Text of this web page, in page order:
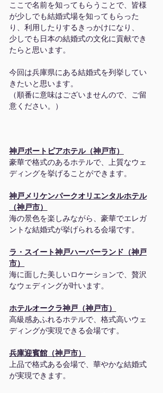
ここで名前を知ってもらうことで、皆様
が少しでも結婚式場を知ってもらった
り、利用したりするきっかけになり、
少しでも日本の結婚式の文化に貢献でき
たらと思います。
今回は兵庫県にある結婚式を列挙してい
きたいと思います。
（順番に意味はございませんので、ご留
意ください。）
神戸ポートピアホテル（神戸市）
豪華で格式のあるホテルで、上質なウェ
ディングを挙げることができます。
神戸メリケンパークオリエンタルホテル
（神戸市）
海の景色を楽しみながら、豪華でエレガ
ントな結婚式が挙げられる会場です。
ラ・スイート神戸ハーバーランド（神戸
市）
海に面した美しいロケーションで、贅沢
なウェディングが叶います。
ホテルオークラ神戸（神戸市）
高級感あふれるホテルで、格式高いウェ
ディングが実現できる会場です。
兵庫迎賓館（神戸市）
上品で格式ある会場で、華やかな結婚式
が実現できます。